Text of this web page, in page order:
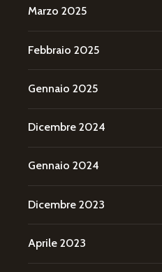
Marzo 2025
Febbraio 2025
Gennaio 2025
Dicembre 2024
Gennaio 2024
Dicembre 2023
Aprile 2023